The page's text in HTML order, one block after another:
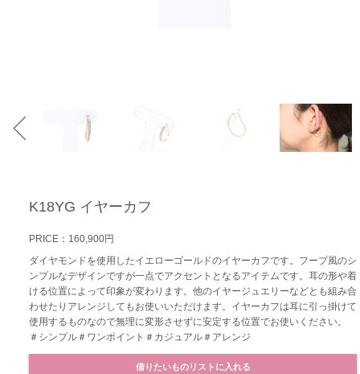
K18YG イヤーカフ
PRICE：160,900円
ダイヤモンドを使用したイエローゴールドのイヤーカフです。フープ風のシ
ンプルなデザインですが一点でアクセントとなるアイテムです。耳の形や着
ける位置によって印象が変わります。他のイヤージュエリーなどとも組み合
わせたりアレンジしてもお使いいただけます。イヤーカフは耳に引っ掛けて
使用するものなので無理に変形させずに安定する位置でお使いください。
＃シンプル＃ワンポイント＃カジュアル＃アレンジ
借りたいものリストに入れる